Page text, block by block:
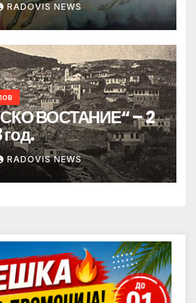
RADOVIS NEWS
ВОСТАНИЕ“ – 2
год.
RADOVIS NEWS